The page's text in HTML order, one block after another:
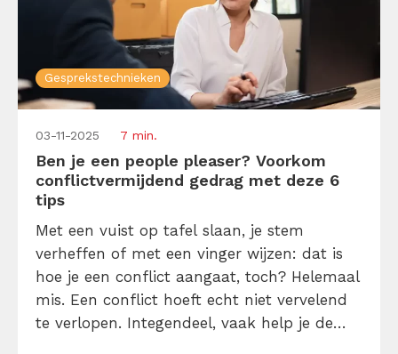
Gesprekstechnieken
03-11-2025 7 min.
Ben je een people pleaser? Voorkom
conflictvermijdend gedrag met deze 6
tips
Met een vuist op tafel slaan, je stem
verheffen of met een vinger wijzen: dat is
hoe je een conflict aangaat, toch? Helemaal
mis. Een conflict hoeft echt niet vervelend
te verlopen. Integendeel, vaak help je de